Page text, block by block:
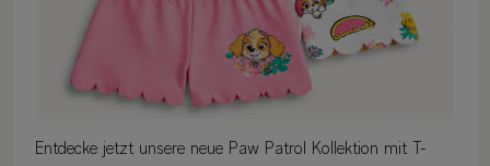
Entdecke jetzt unsere neue Paw Patrol Kollektion mit T-